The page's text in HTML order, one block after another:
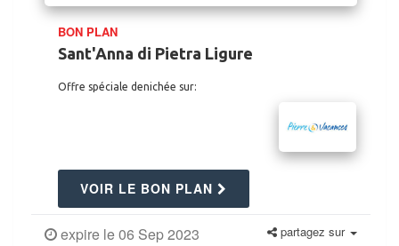
BON PLAN
Sant'Anna di Pietra Ligure
Offre spéciale denichée sur:
VOIR LE BON PLAN
expire le 06 Sep 2023 partagez sur